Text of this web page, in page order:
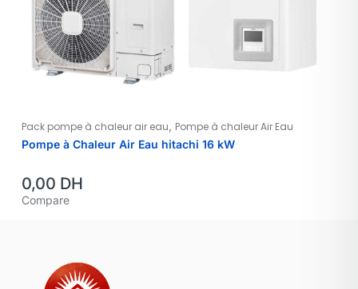
Pack pompe à chaleur air eau Pompe à chaleur Air Eau
Pompe à Chaleur Air Eau hitachi 16 kW
0,00 DH
Compare